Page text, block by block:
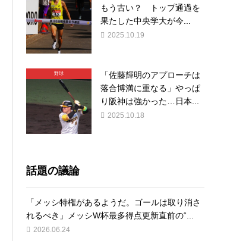
もう古い？ トップ通過を
果たした中央学大が今...
2025.10.19
野球
「佐藤輝明のアプローチは
落合博満に重なる」やっぱ
り阪神は強かった…日本...
2025.10.18
話題の議論
「メッシ特権があるようだ。ゴールは取り消さ
れるべき」メッシW杯最多得点更新直前の“...
2026.06.24